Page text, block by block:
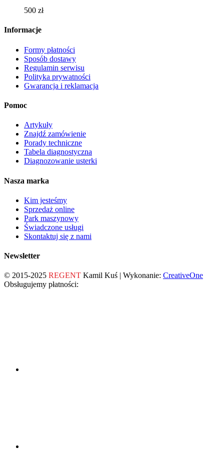
500 zł
Informacje
Formy płatności
Sposób dostawy
Regulamin serwisu
Polityka prywatności
Gwarancja i reklamacja
Pomoc
Artykuły
Znajdź zamówienie
Porady techniczne
Tabela diagnostyczna
Diagnozowanie usterki
Nasza marka
Kim jesteśmy
Sprzedaż online
Park maszynowy
Świadczone usługi
Skontaktuj się z nami
Newsletter
© 2015-2025 REGENT Kamil Kuś | Wykonanie: CreativeOne
Obsługujemy płatności: